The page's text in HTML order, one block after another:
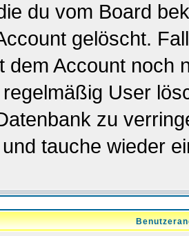
du vom Board
gelöscht.
dem Account noch
User
zu
tauche wieder